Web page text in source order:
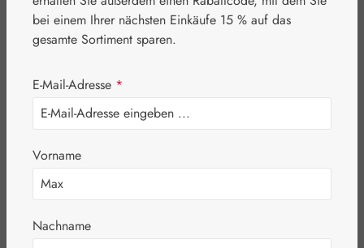
Australian Bush Flowers Essences®
Mulla Mulla
Tropfen
Bildergalerie überspringen
bei einem Ihrer nächsten Einkäufe 15 % auf das
gesamte Sortiment sparen.
E-Mail-Adresse *
Vorname
Nachname